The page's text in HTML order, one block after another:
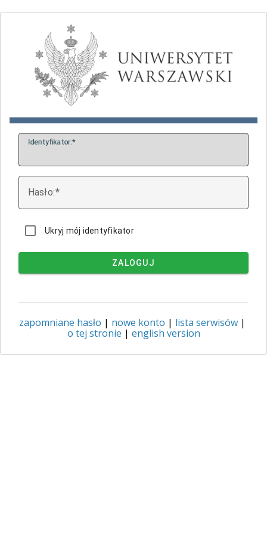
Identyfikator:
Hasło:
Ukryj mój identyfikator
ZALOGUJ
zapomniane hasło | nowe konto | lista serwisów |
o tej stronie | english version